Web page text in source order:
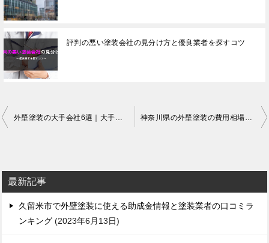
評判の悪い塗装会社の見分け方と優良業者を探すコツ
投
ビ
ゲ
ー
外壁塗装の大手会社6選｜大手企業に依頼するメリットデメリット 神奈川県の外壁塗装の費用相場と塗装会社の口コミ数ランキング
最新記事
久留米市で外壁塗装に使える助成金情報と塗装業者の口コミラ
ンキング
2023年6月13日